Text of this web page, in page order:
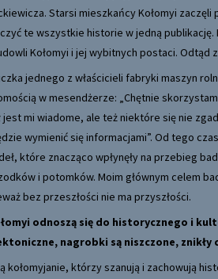
Starsi mieszkańcy Kołomyi
te wszystkie historie w jedną
Kołomyi i jej wybitnych postaci. Odtąd
jednego z właścicieli fabryki maszyn
w mesendżerze: „Chętnie
mi wiadome, ale też niektóre się nie
wymienić się informacjami”. Od tego
które znacząco wpłynęły na przebieg
i potomków. Moim głównym celem
bez przeszłości nie ma przyszłości.
odnoszą się do historycznego i
nagrobki są niszczone, znikły
kołomyjanie, którzy szanują i zachowują